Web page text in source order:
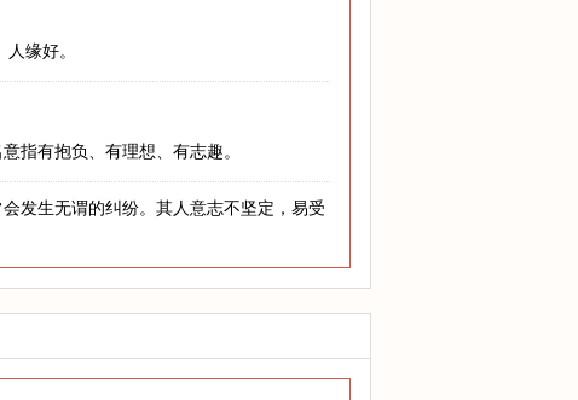
缘好。
指有抱负、有理想、有志趣。
发生无谓的纠纷。其人意志不坚定，易受